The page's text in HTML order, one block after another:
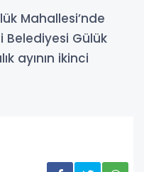
Mahallesi’nde
Belediyesi Gülük
ayının ikinci